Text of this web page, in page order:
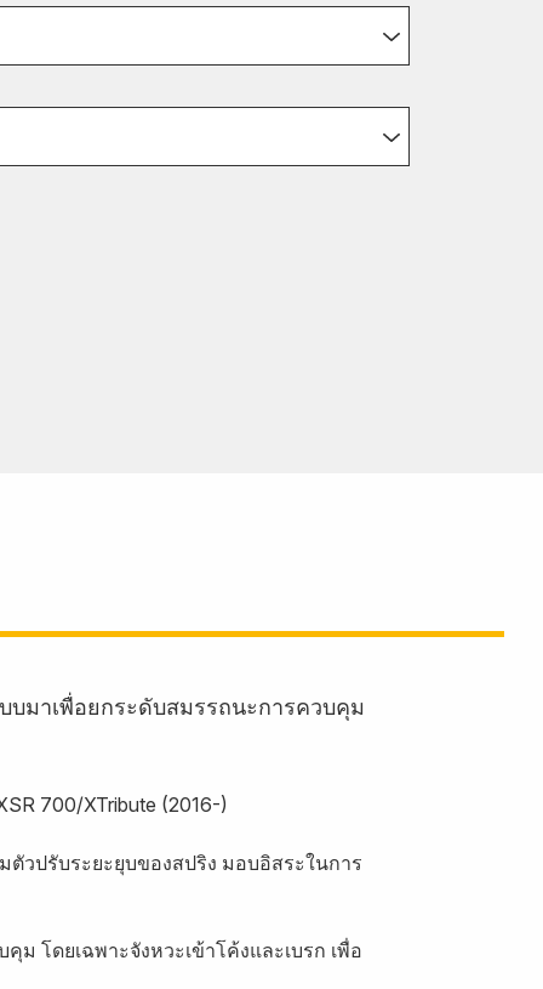
บมาเพื่อยกระดับสมรรถนะการควบคุม
700/XTribute (2016-)
วปรับระยะยุบของสปริง มอบอิสระในการ
โดยเฉพาะจังหวะเข้าโค้งและเบรก เพื่อ